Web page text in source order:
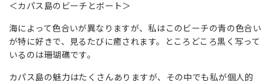
＜カパス島のビーチとボート＞
海によって色合いが異なりますが、私はこのビーチの青の色合い
が特に好きで、見るたびに癒されます。ところどころ黒く写って
いるのは珊瑚礁です。
カパス島の魅力はたくさんありますが、その中でも私が個人的